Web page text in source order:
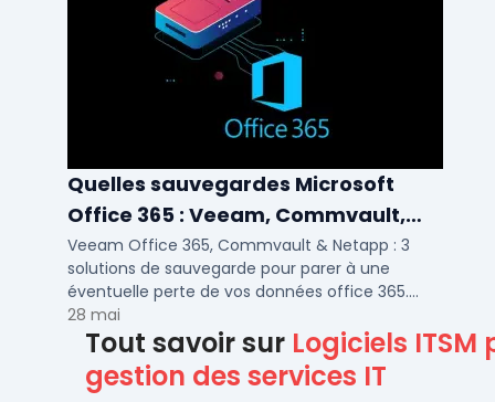
Quelles sauvegardes Microsoft
Office 365 : Veeam, Commvault,
Netapp
Veeam Office 365, Commvault & Netapp : 3
solutions de sauvegarde pour parer à une
éventuelle perte de vos données office 365.
Voici notre ...
28 mai
Tout savoir sur Logiciels ITSM
gestion des services IT